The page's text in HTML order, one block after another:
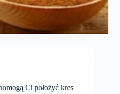
Ci położyć kres